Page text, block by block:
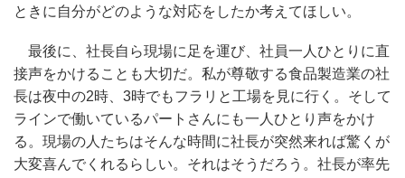
ときに自分がどのような対応をしたか考えてほしい。
最後に、社長自ら現場に足を運び、社員一人ひとりに直
接声をかけることも大切だ。私が尊敬する食品製造業の社
長は夜中の2時、3時でもフラリと工場を見に行く。そして
ラインで働いているパートさんにも一人ひとり声をかけ
る。現場の人たちはそんな時間に社長が突然来れば驚くが
大変喜んでくれるらしい。それはそうだろう。社長が率先